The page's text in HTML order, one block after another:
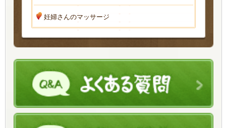
妊婦さんのマッサージ